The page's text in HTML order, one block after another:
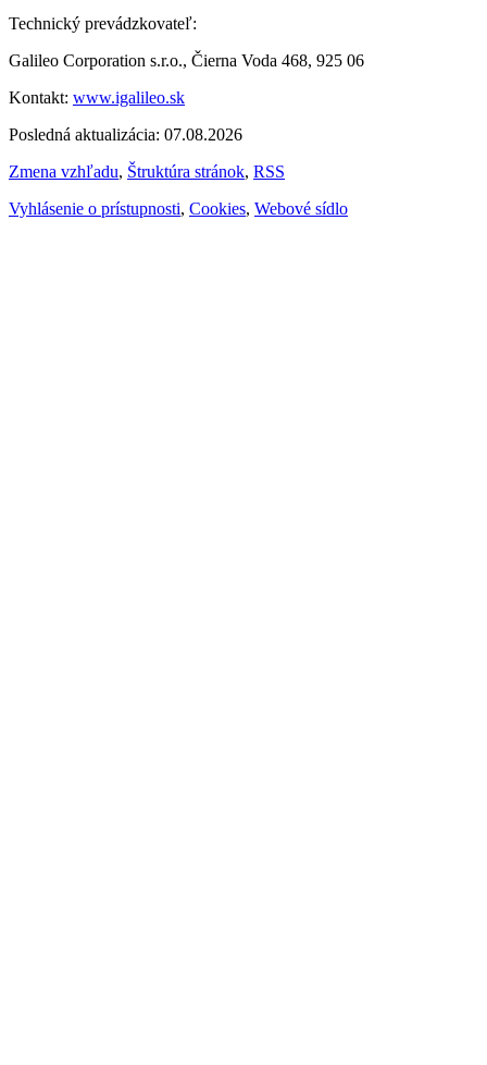
Technický prevádzkovateľ:
Galileo Corporation s.r.o., Čierna Voda 468, 925 06
Kontakt: www.igalileo.sk
Posledná aktualizácia: 07.08.2026
Zmena vzhľadu, Štruktúra stránok, RSS
Vyhlásenie o prístupnosti, Cookies, Webové sídlo